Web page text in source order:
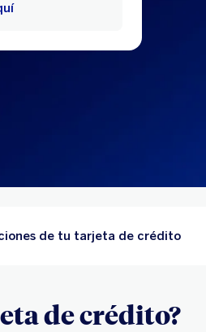
de tu tarjeta de crédito
de crédito?